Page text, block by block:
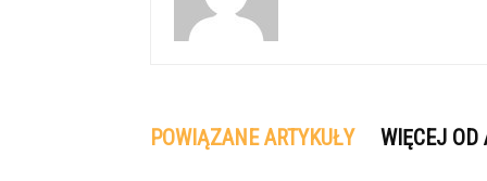
POWIĄZANE ARTYKUŁY WIĘCEJ OD